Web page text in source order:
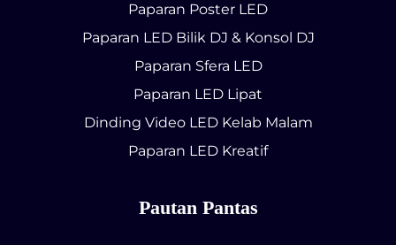
Paparan Poster LED
Paparan LED Bilik DJ & Konsol DJ
Paparan Sfera LED
Paparan LED Lipat
Dinding Video LED Kelab Malam
Paparan LED Kreatif
Pautan Pantas